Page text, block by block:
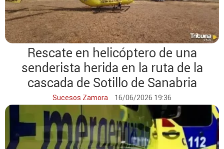
Rescate en helicóptero de una
senderista herida en la ruta de la
cascada de Sotillo de Sanabria
Sucesos Zamora 16/06/2026 19:36